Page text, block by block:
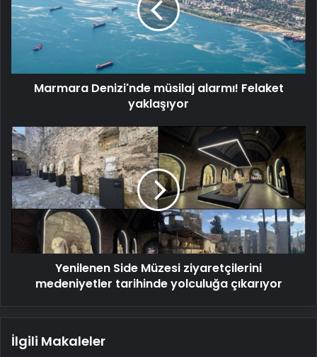
Felaket
yaklaşıyor
Marmara Denizi'nde müsilaj alarmı! Felaket
yaklaşıyor
Yenilenen
Side
Müzesi
ziyaretçilerini
medeniyetler
tarihinde
yolculuğa
çıkarıyor
Yenilenen Side Müzesi ziyaretçilerini
medeniyetler tarihinde yolculuğa çıkarıyor
İlgili Makaleler